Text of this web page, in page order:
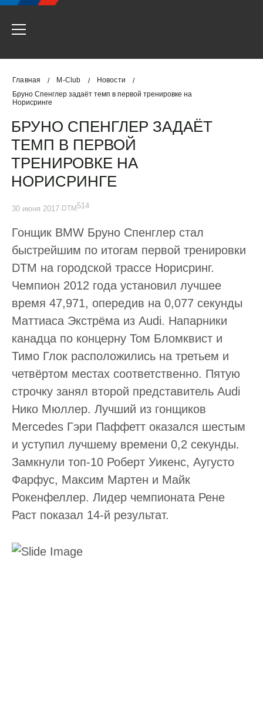
Главная / M-Club / Новости
/
Бруно Спенглер задаёт темп в первой тренировке на
Норисринге
БРУНО СПЕНГЛЕР ЗАДАЁТ
ТЕМП В ПЕРВОЙ
ТРЕНИРОВКЕ НА
НОРИСРИНГЕ
30 июня 2017· DTM 514
Гонщик BMW Бруно Спенглер стал
быстрейшим по итогам первой тренировки
DTM на городской трассе Норисринг.
Чемпион 2012 года установил лучшее
время 47,971, опередив на 0,077 секунды
Маттиаса Экстрёма из Audi. Напарники
канадца по концерну Том Бломквист и
Тимо Глок расположились на третьем и
четвёртом местах соответственно. Пятую
строчку занял второй представитель Audi
Нико Мюллер. Лучший из гонщиков
Mercedes Гэри Паффетт оказался шестым
и уступил лучшему времени 0,2 секунды.
Замкнули топ-10 Роберт Уикенс, Аугусто
Фарфус, Максим Мартен и Майк
Рокенфеллер. Лидер чемпионата Рене
Раст показал 14-й результат.